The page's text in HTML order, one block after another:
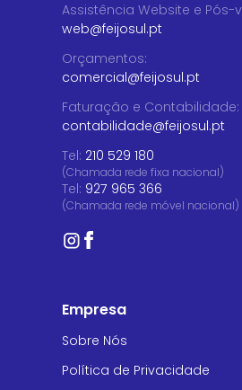
Assistência Website e Pós-
web@feijosul.pt
Orçamentos:
comercial@feijosul.pt
Faturação e Contabilidade:
contabilidade@feijosul.pt
Tel: 210 529 180
(Chamada rede fixa nacional)
Tel: 927 965 366
(Chamada rede móvel nacional)
Empresa
Sobre Nós
Política de Privacidade